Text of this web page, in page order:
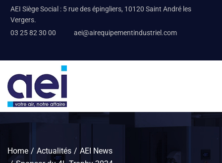
AEI Siège Social : 5 rue des épingliers, 10120 Saint André les
Vergers.
03 25 82 30 00
aei@airequipementindustriel.com
Home Actualités
AEI News